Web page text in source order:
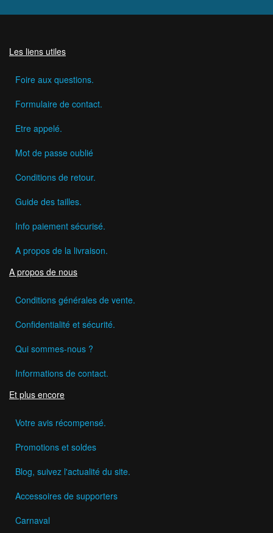
Les liens utiles
Foire aux questions.
Formulaire de contact.
Etre appelé.
Mot de passe oublié
Conditions de retour.
Guide des tailles.
Info paiement sécurisé.
A propos de la livraison.
A propos de nous
Conditions générales de vente.
Confidentialité et sécurité.
Qui sommes-nous ?
Informations de contact.
Et plus encore
Votre avis récompensé.
Promotions et soldes
Blog, suivez l'actualité du site.
Accessoires de supporters
Carnaval